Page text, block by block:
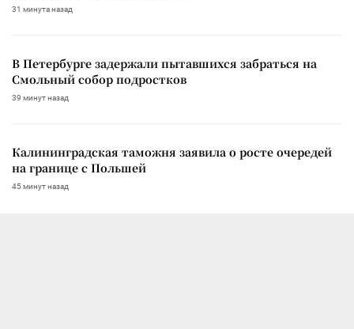
31 минута назад
В Петербурге задержали пытавшихся забраться на
Смольный собор подростков
39 минут назад
Калининградская таможня заявила о росте очередей
на границе с Польшей
45 минут назад